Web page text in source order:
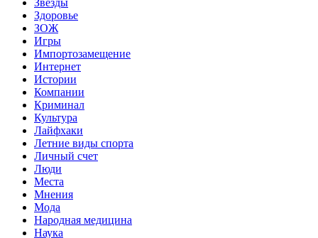
Здоровье
ЗОЖ
Игры
Импортозамещение
Интернет
Истории
Компании
Криминал
Культура
Лайфхаки
Летние виды спорта
Личный счет
Люди
Места
Мнения
Мода
Народная медицина
Наука